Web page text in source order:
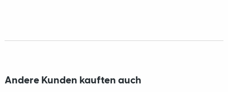
Andere Kunden kauften auch